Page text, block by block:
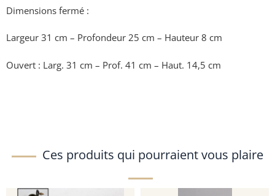
Dimensions fermé :
Largeur 31 cm – Profondeur 25 cm – Hauteur 8 cm
Ouvert : Larg. 31 cm – Prof. 41 cm – Haut. 14,5 cm
Ces produits qui pourraient vous plaire